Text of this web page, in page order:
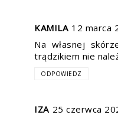
KAMILA 12 marca
Na własnej
trądzikiem nie
ODPOWIEDZ
IZA 25 czerwca